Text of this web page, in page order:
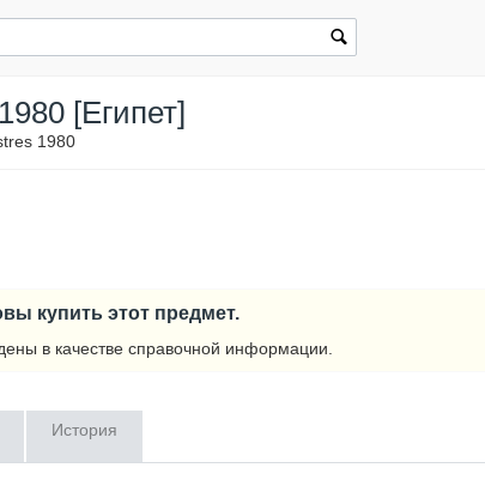
[Египет]
1980
купить этот предмет.
в качестве справочной информации.
История